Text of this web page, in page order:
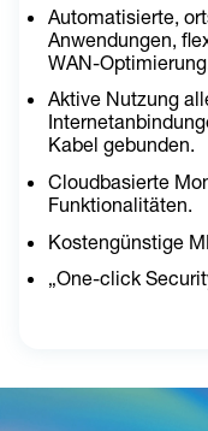
Automatisierte,
Anwendungen,
WAN-Optimierung.
Aktive Nutzung
Kabel gebunden.
Cloudbasierte
Funktionalitäten.
Kostengünstige
„One-click